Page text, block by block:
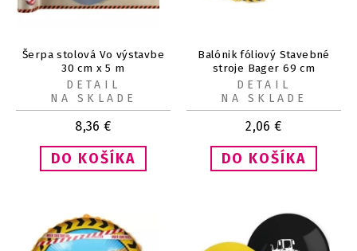
Šerpa stolová Vo výstavbe
30 cm x 5 m
8,36 €
DETAIL
NA SKLADE
Balónik fóliový Stavebné
stroje Bager 69 cm
2,06 €
DETAIL
NA SKLADE